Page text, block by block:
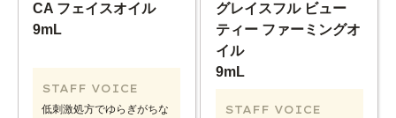
CA フェイスオイル
9mL
STAFF VOICE
低刺激処方でゆらぎがちな
グレイスフル ビュー
ティー ファーミングオ
イル
9mL
STAFF VOICE